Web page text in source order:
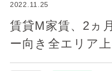
2022.11.25
賃貸M家賃、2ヵ
ー向き全エリア